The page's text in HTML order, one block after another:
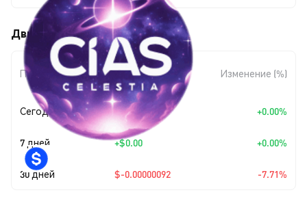
Движения цены CIAS (CIAS)
Период
Изменение
суммы
Изменение (%)
Сегодня +$0.00 +0.00%
7 дней +$0.00 +0.00%
30 дней $-0.00000092 -7.71%